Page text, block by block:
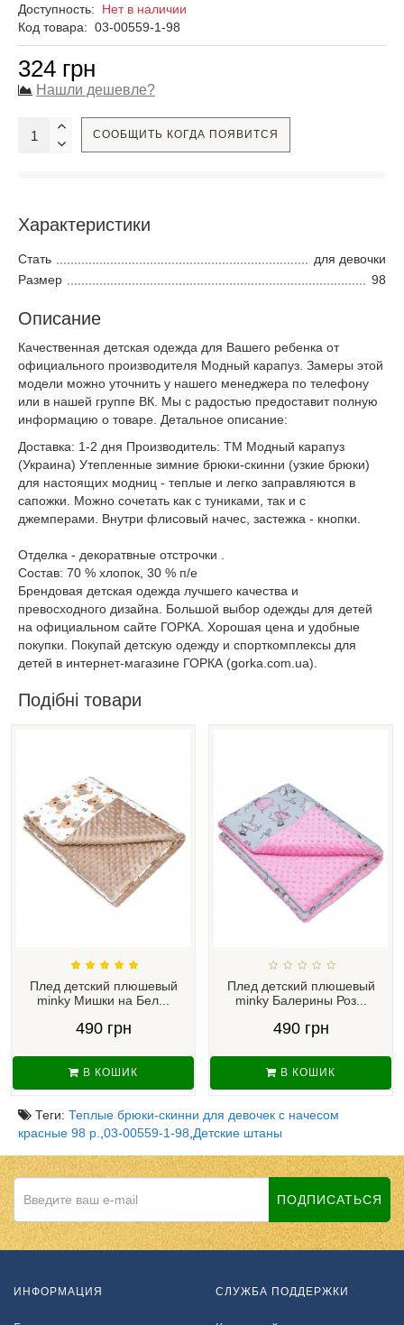
Доступность: Нет в наличии
Код товара: 03-00559-1-98
324 грн
Нашли дешевле?
СООБЩИТЬ КОГДА ПОЯВИТСЯ
Характеристики
Стать
для девочки
Размер
98
Описание
Качественная детская одежда для Вашего ребенка от
официального производителя Модный карапуз. Замеры этой
модели можно уточнить у нашего менеджера по телефону
или в нашей группе ВК. Мы с радостью предоставит полную
информацию о товаре. Детальное описание:
Доставка: 1-2 дня Производитель: ТМ Модный карапуз
(Украина) Утепленные зимние брюки-скинни (узкие брюки)
для настоящих модниц - теплые и легко заправляются в
сапожки. Можно сочетать как с туниками, так и с
джемперами. Внутри флисовый начес, застежка - кнопки.
Отделка - декоратвные отстрочки .
Состав: 70 % хлопок, 30 % п/е
Брендовая детская одежда лучшего качества и
превосходного дизайна. Большой выбор одежды для детей
на официальном сайте ГОРКА. Хорошая цена и удобные
покупки. Покупай детскую одежду и спорткомплексы для
детей в интернет-магазине ГОРКА (gorka.com.ua).
Подібні товари
Плед детский плюшевый
minky Мишки на Бел...
490 грн
В КОШИК
Плед детский плюшевый
minky Балерины Роз...
490 грн
В КОШИК
Теги: Теплые брюки-скинни для девочек с начесом
красные 98 р. 03-00559-1-98 Детские штаны
ПОДПИСАТЬСЯ
ИНФОРМАЦИЯ СЛУЖБА ПОДДЕРЖКИ